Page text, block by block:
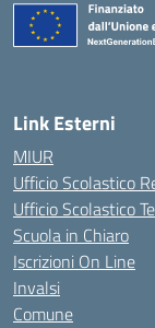
Link Esterni
MIUR
Ufficio Scolastico
Ufficio Scolastico
Scuola in Chiaro
Iscrizioni On Line
Invalsi
Comune